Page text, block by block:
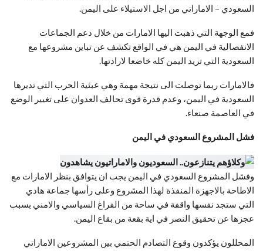
السعودي – الاماراتي من اجل الاستيلاء على اليمن.
فمع الوجهة التي ذهبت اليها الامارات من خلال دعم الجماعات
الانفصالية في اليمن هي في الواقع تكشف عن تباين مشروعها مع
السعودية التي تريد اليمن كله خاضعا لارادتها.
فالامارات ربما توصلت الى نتيجة مهمة وهي عبثية الحرب التي تديرها
السعودية في اليمن، وعدم قدرة قوى تحالف العدوان على تغيير الوضع
في العاصمة صنعاء.
فشل المشروع السعودي في اليمن
وفشل المشروع السعودي في اليمن يجب ان يتوافق بنظر الامارات مع
الاطاحة بالاجهزة المنفذة لهذا المشروع وعلى رأسها جماعة هادي
التي ستجد نفسها واقفة في ساحة من الفراغ السياسي والامني بسبب
عجزها عن تحقيق النصر في اية بقعة من بقاع اليمن.
المحللون يؤكدون وقوع التصادم الحتمي بين المشروعين الاماراتي